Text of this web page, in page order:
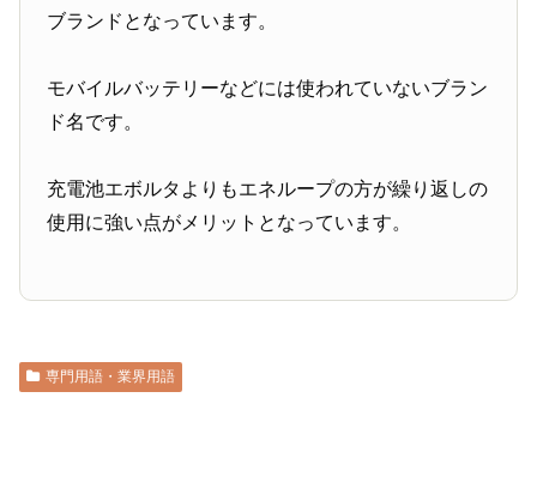
ブランドとなっています。
モバイルバッテリーなどには使われていないブラン
ド名です。
充電池エボルタよりもエネループの方が繰り返しの
使用に強い点がメリットとなっています。
専門用語・業界用語